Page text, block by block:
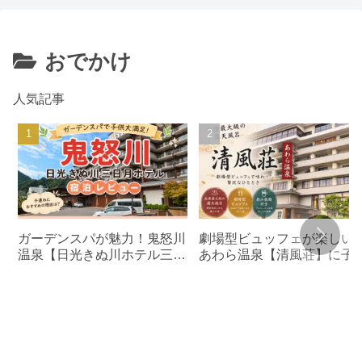
おでかけ
人気記事
ガーデンスパが魅力！鬼怒川
温泉【日光きぬ川ホテル三日
劇場型ビュッフェが楽しい
あわら温泉【清風荘】に子